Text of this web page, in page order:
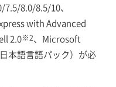
8.0/8.5/10、
with Advanced
2.0※2、Microsoft
本語言語パック）が必